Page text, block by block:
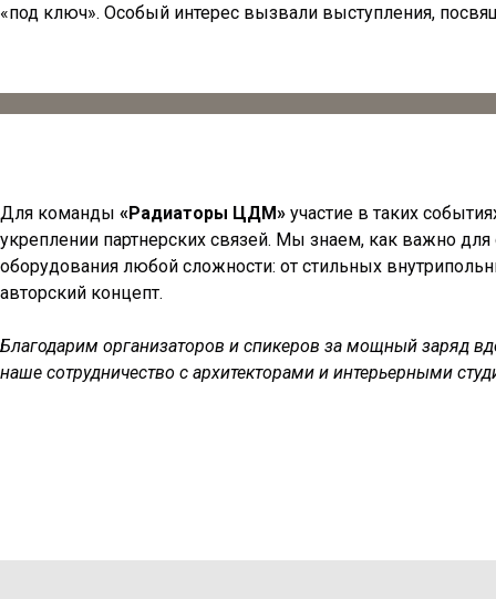
«под ключ». Особый интерес вызвали выступления,
Для команды «Радиаторы ЦДМ» участие в таких
укреплении партнерских связей. Мы знаем, как важно
оборудования любой сложности: от стильных
авторский концепт.
Благодарим организаторов и спикеров за мощный заряд
наше сотрудничество с архитекторами и интерьерными